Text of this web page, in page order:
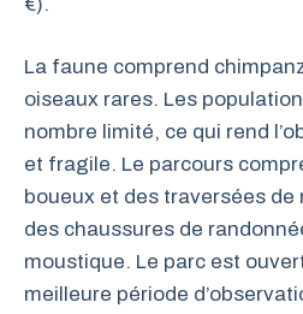
La faune comprend
oiseaux rares. Les
nombre limité, ce qui rend
et fragile. Le parcours
boueux et des traversées
des chaussures de
moustique. Le parc est
meilleure période